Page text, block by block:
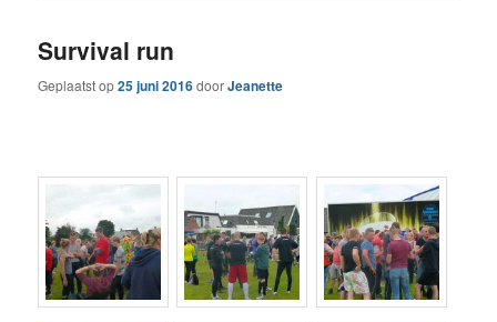
Survival run
Geplaatst op25 juni 2016doorJeanette